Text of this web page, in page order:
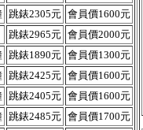
跳錶2305元 會員價1600元
跳錶2965元 會員價2000元
跳錶1890元 會員價1300元
跳錶2425元 會員價1600元
跳錶2405元 會員價1600元
跳錶2485元 會員價1700元